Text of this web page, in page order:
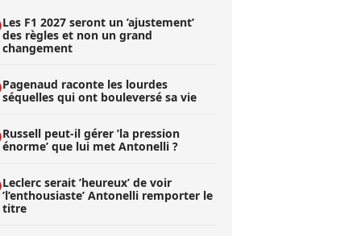
Les F1 2027 seront un ’ajustement’
des règles et non un grand
changement
Pagenaud raconte les lourdes
séquelles qui ont bouleversé sa vie
Russell peut-il gérer ’la pression
énorme’ que lui met Antonelli ?
Leclerc serait ’heureux’ de voir
’l’enthousiaste’ Antonelli remporter le
titre